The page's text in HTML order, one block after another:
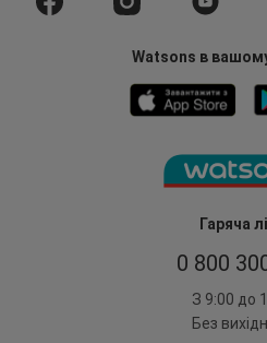
Гаряча
0 800
З 9:00 до
Без
Watsons в